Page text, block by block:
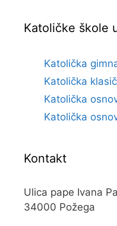
Katoličke škole
Katolička
Katolička
Katolička
Katolička
Kontakt
Ulica pape Ivana
34000 Požega